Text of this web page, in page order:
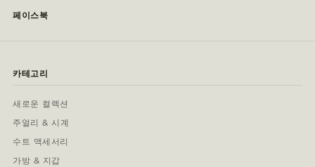
페이스북
카테고리
새로운 컬렉션
주얼리 & 시계
수트 액세서리
가방 & 지갑